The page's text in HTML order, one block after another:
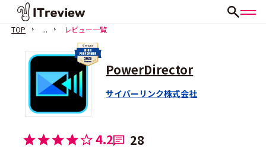
TOP ... レビュー一覧
PowerDirector
サイバーリンク株式会社
4.2 28